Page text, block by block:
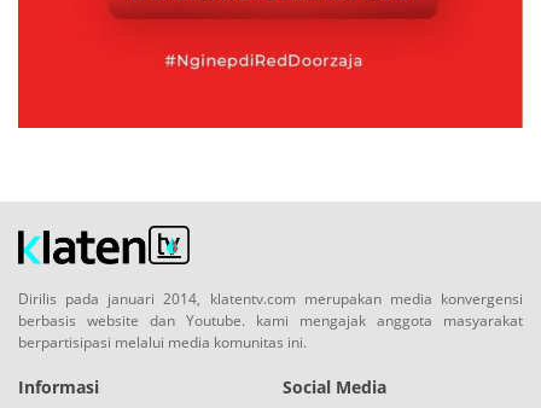
Dirilis pada januari 2014, klatentv.com merupakan media konvergensi
berbasis website dan Youtube. kami mengajak anggota masyarakat
berpartisipasi melalui media komunitas ini.
Informasi Social Media